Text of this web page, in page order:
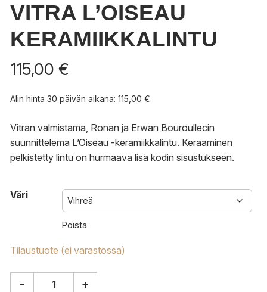
VITRA L’OISEAU
KERAMIIKKALINTU
115,00 €
Alin hinta 30 päivän aikana: 115,00 €
Vitran valmistama, Ronan ja Erwan Bouroullecin
suunnittelema L’Oiseau -keramiikkalintu. Keraaminen
pelkistetty lintu on hurmaava lisä kodin sisustukseen.
Väri
Poista
Tilaustuote (ei varastossa)
- +